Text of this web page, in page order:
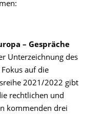
– Gespräche
Unterzeichnung des
auf die
2021/2022 gibt
rechtlichen und
kommenden drei